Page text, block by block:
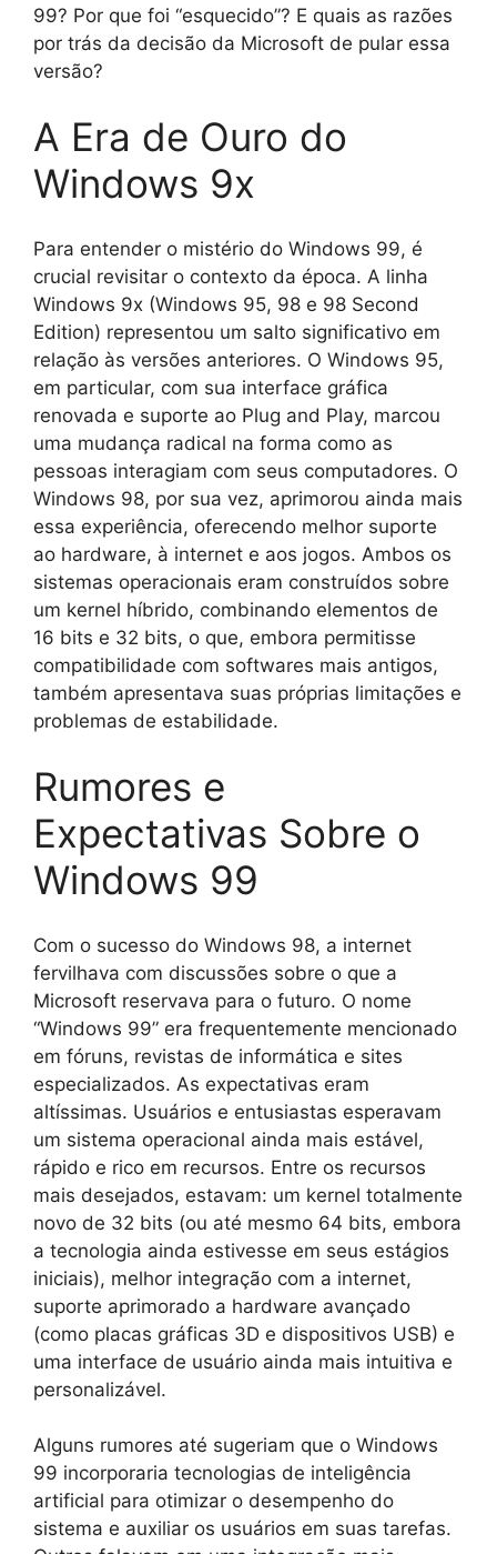
99? Por que foi “esquecido”? E quais as razões
por trás da decisão da Microsoft de pular essa
versão?
A Era de Ouro do
Windows 9x
Para entender o mistério do Windows 99, é
crucial revisitar o contexto da época. A linha
Windows 9x (Windows 95, 98 e 98 Second
Edition) representou um salto significativo em
relação às versões anteriores. O Windows 95,
em particular, com sua interface gráfica
renovada e suporte ao Plug and Play, marcou
uma mudança radical na forma como as
pessoas interagiam com seus computadores. O
Windows 98, por sua vez, aprimorou ainda mais
essa experiência, oferecendo melhor suporte
ao hardware, à internet e aos jogos. Ambos os
sistemas operacionais eram construídos sobre
um kernel híbrido, combinando elementos de
16 bits e 32 bits, o que, embora permitisse
compatibilidade com softwares mais antigos,
também apresentava suas próprias limitações e
problemas de estabilidade.
Rumores e
Expectativas Sobre o
Windows 99
Com o sucesso do Windows 98, a internet
fervilhava com discussões sobre o que a
Microsoft reservava para o futuro. O nome
“Windows 99” era frequentemente mencionado
em fóruns, revistas de informática e sites
especializados. As expectativas eram
altíssimas. Usuários e entusiastas esperavam
um sistema operacional ainda mais estável,
rápido e rico em recursos. Entre os recursos
mais desejados, estavam: um kernel totalmente
novo de 32 bits (ou até mesmo 64 bits, embora
a tecnologia ainda estivesse em seus estágios
iniciais), melhor integração com a internet,
suporte aprimorado a hardware avançado
(como placas gráficas 3D e dispositivos USB) e
uma interface de usuário ainda mais intuitiva e
personalizável.
Alguns rumores até sugeriam que o Windows
99 incorporaria tecnologias de inteligência
artificial para otimizar o desempenho do
sistema e auxiliar os usuários em suas tarefas.